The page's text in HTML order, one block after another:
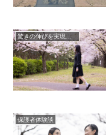
保護者体験談